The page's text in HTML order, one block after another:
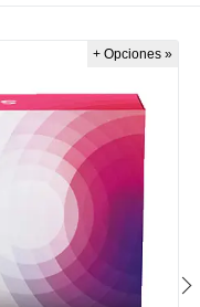
+ Opciones »